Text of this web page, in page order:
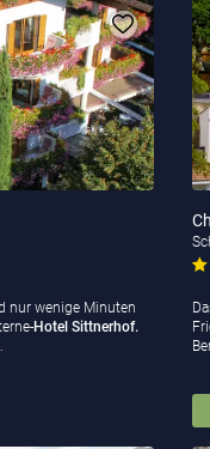
nur wenige Minuten
Hotel Sittnerhof.